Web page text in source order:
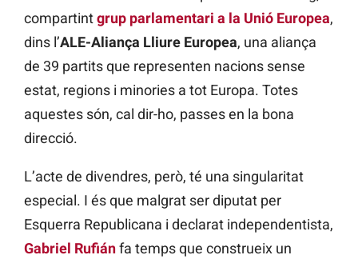
compartintgrup parlamentari a la Unió Europea,
dins l’ALE-Aliança Lliure Europea, una aliança
de 39 partits que representen nacions sense
estat, regions i minories a tot Europa. Totes
aquestes són, cal dir-ho, passes en la bona
direcció.
L’acte de divendres, però, té una singularitat
especial. I és que malgrat ser diputat per
Esquerra Republicana i declarat independentista,
Gabriel Rufiánfa temps que construeix un